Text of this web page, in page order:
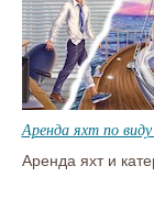
Аренда яхт по
Аренда яхт и